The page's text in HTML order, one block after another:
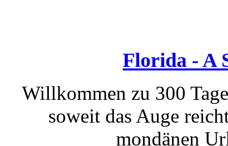
Florida - A
Willkommen zu 300
soweit das Auge
mondänen